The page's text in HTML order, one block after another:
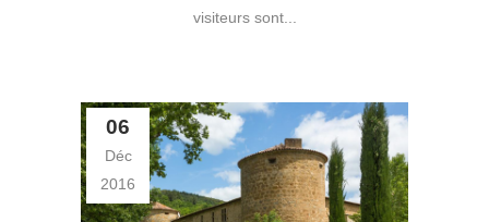
visiteurs sont...
06
Déc
2016